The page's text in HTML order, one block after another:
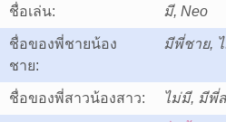
ชื่อเล่น: มี, Neo
ชื่อของพี่ชายน้อง
ชาย:
มีพี่ชาย,
ชื่อของพี่สาวน้องสาว: ไม่มี, มีพี่